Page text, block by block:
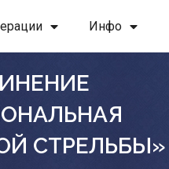
Инфо
СТРЕЛЬБЫ»